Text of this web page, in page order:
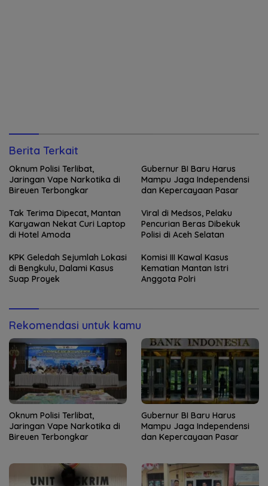
Berita Terkait
Oknum Polisi Terlibat,
Jaringan Vape Narkotika di
Bireuen Terbongkar
Gubernur BI Baru Harus
Mampu Jaga Independensi
dan Kepercayaan Pasar
Tak Terima Dipecat, Mantan
Karyawan Nekat Curi Laptop
di Hotel Amoda
Viral di Medsos, Pelaku
Pencurian Beras Dibekuk
Polisi di Aceh Selatan
KPK Geledah Sejumlah Lokasi
di Bengkulu, Dalami Kasus
Suap Proyek
Komisi III Kawal Kasus
Kematian Mantan Istri
Anggota Polri
Rekomendasi untuk kamu
Oknum Polisi Terlibat,
Jaringan Vape Narkotika di
Bireuen Terbongkar
Gubernur BI Baru Harus
Mampu Jaga Independensi
dan Kepercayaan Pasar